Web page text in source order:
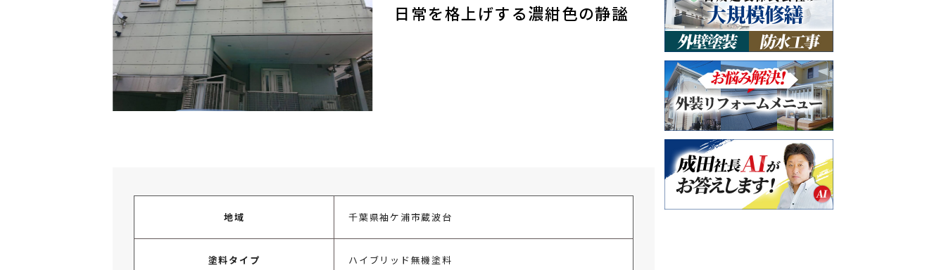
日常を格上げする濃紺色の静謐
地域 千葉県袖ケ浦市蔵波台
塗料タイプ ハイブリッド無機塗料